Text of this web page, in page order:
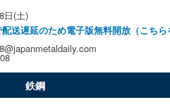
日(土)
送遅延のため電子版無料開放（こちら
鉄鋼